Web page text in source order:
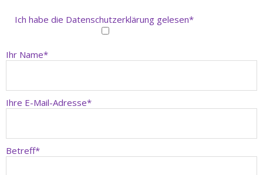
Ich habe die Datenschutzerklärung gelesen*
Ihr Name*
Ihre E-Mail-Adresse*
Betreff*